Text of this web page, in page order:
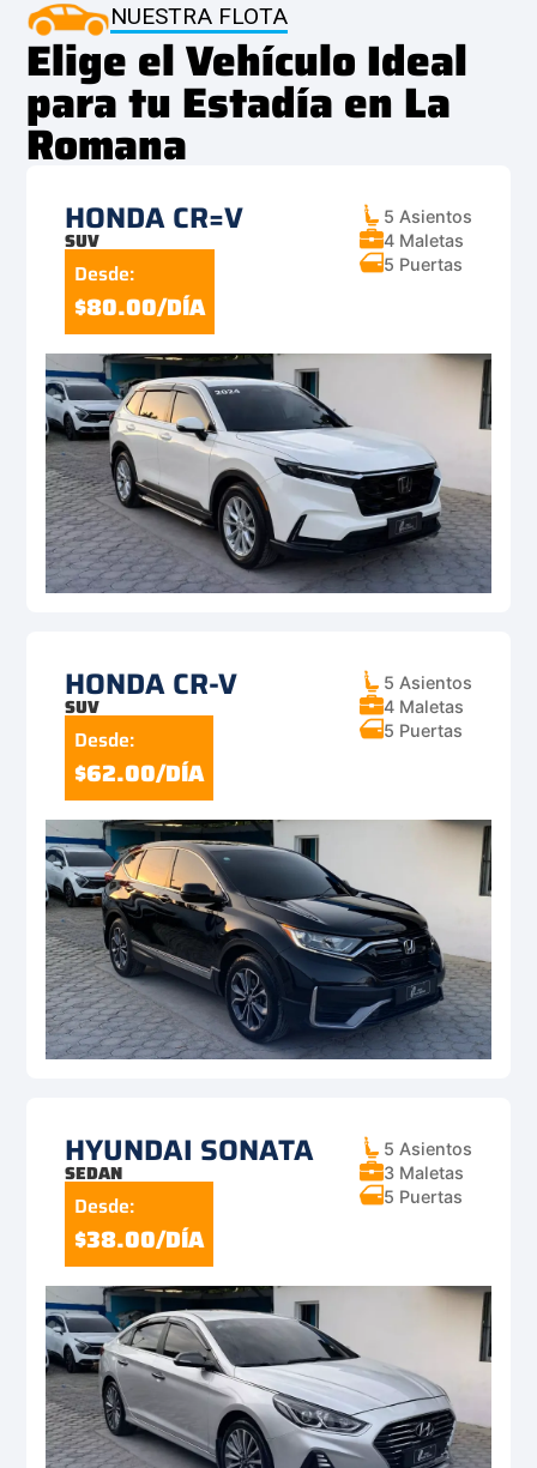
NUESTRA FLOTA
Elige el Vehículo Ideal
para tu Estadía en La
Romana
HONDA CR=V
SUV
Desde:
$80.00/DÍA
5 Asientos
4 Maletas
5 Puertas
HONDA CR-V
SUV
Desde:
$62.00/DÍA
5 Asientos
4 Maletas
5 Puertas
HYUNDAI SONATA
SEDAN
Desde:
$38.00/DÍA
5 Asientos
3 Maletas
5 Puertas